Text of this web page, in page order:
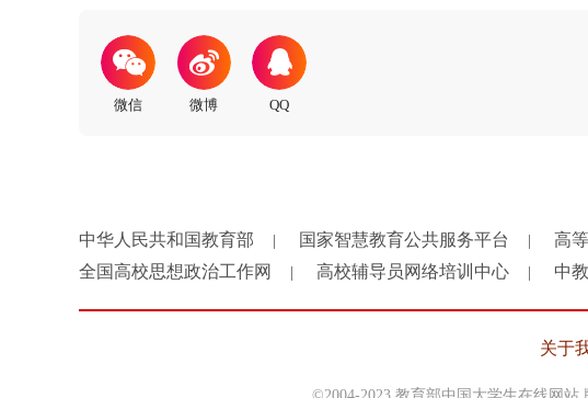
中华人民共和国教育部 国家智慧教育公共服务平台 高
全国高校思想政治工作网 高校辅导员网络培训中心 中
关于